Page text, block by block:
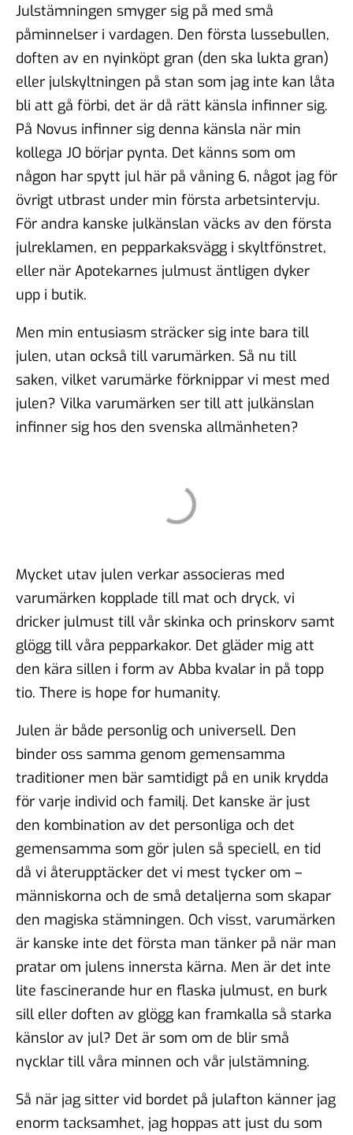
Julstämningen smyger sig på med små
påminnelser i vardagen. Den första lussebullen,
doften av en nyinköpt gran (den ska lukta gran)
eller julskyltningen på stan som jag inte kan låta
bli att gå förbi, det är då rätt känsla infinner sig.
På Novus infinner sig denna känsla när min
kollega JO börjar pynta. Det känns som om
någon har spytt jul här på våning 6, något jag för
övrigt utbrast under min första arbetsintervju.
För andra kanske julkänslan väcks av den första
julreklamen, en pepparkaksvägg i skyltfönstret,
eller när Apotekarnes julmust äntligen dyker
upp i butik.
Men min entusiasm sträcker sig inte bara till
julen, utan också till varumärken. Så nu till
saken, vilket varumärke förknippar vi mest med
julen? Vilka varumärken ser till att julkänslan
infinner sig hos den svenska allmänheten?
Mycket utav julen verkar associeras med
varumärken kopplade till mat och dryck, vi
dricker julmust till vår skinka och prinskorv samt
glögg till våra pepparkakor. Det gläder mig att
den kära sillen i form av Abba kvalar in på topp
tio. There is hope for humanity.
Julen är både personlig och universell. Den
binder oss samma genom gemensamma
traditioner men bär samtidigt på en unik krydda
för varje individ och familj. Det kanske är just
den kombination av det personliga och det
gemensamma som gör julen så speciell, en tid
då vi återupptäcker det vi mest tycker om –
människorna och de små detaljerna som skapar
den magiska stämningen. Och visst, varumärken
är kanske inte det första man tänker på när man
pratar om julens innersta kärna. Men är det inte
lite fascinerande hur en flaska julmust, en burk
sill eller doften av glögg kan framkalla så starka
känslor av jul? Det är som om de blir små
nycklar till våra minnen och vår julstämning.
Så när jag sitter vid bordet på julafton känner jag
enorm tacksamhet, jag hoppas att just du som